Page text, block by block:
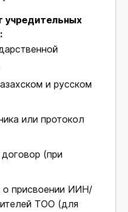
учредительных
и русском
или протокол
(при
о присвоении ИИН/
ТОО (для